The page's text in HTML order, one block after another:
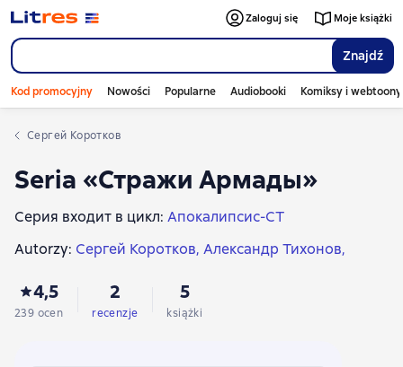
Znajdź
Zaloguj się Moje książki
Kod promocyjny Nowości Popularne Audiobooki Komiksy i webtoony
Сергей Коротков
Seria «Стражи Армады»
Серия входит в цикл: Апокалипсис-СТ
Autorzy: Сергей Коротков Александр Тихонов
Роман Приходько
Тим Волков
4,5
239 ocen
2
recenzje
5
książki